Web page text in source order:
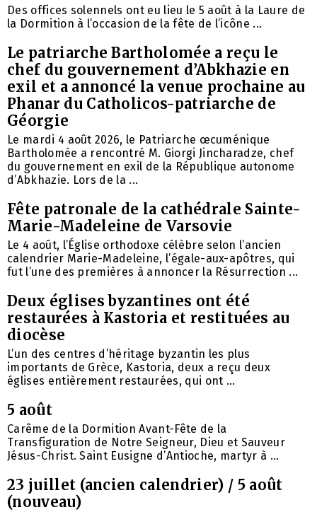
Des offices solennels ont eu lieu le 5 août à la Laure de
la Dormition à l’occasion de la fête de l’icône ...
Le patriarche Bartholomée a reçu le
chef du gouvernement d’Abkhazie en
exil et a annoncé la venue prochaine au
Phanar du Catholicos-patriarche de
Géorgie
Le mardi 4 août 2026, le Patriarche œcuménique
Bartholomée a rencontré M. Giorgi Jincharadze, chef
du gouvernement en exil de la République autonome
d’Abkhazie. Lors de la ...
Fête patronale de la cathédrale Sainte-
Marie-Madeleine de Varsovie
Le 4 août, l’Église orthodoxe célèbre selon l’ancien
calendrier Marie-Madeleine, l’égale-aux-apôtres, qui
fut l’une des premières à annoncer la Résurrection ...
Deux églises byzantines ont été
restaurées à Kastoria et restituées au
diocèse
L’un des centres d’héritage byzantin les plus
importants de Grèce, Kastoria, deux a reçu deux
églises entièrement restaurées, qui ont ...
5 août
Carême de la Dormition Avant-Fête de la
Transfiguration de Notre Seigneur, Dieu et Sauveur
Jésus-Christ. Saint Eusigne d’Antioche, martyr à ...
23 juillet (ancien calendrier) / 5 août
(nouveau)